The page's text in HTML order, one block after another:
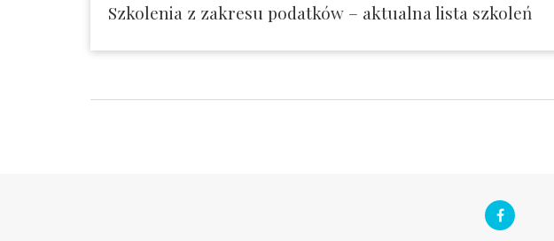
Szkolenia z zakresu podatków – aktualna lista szkoleń